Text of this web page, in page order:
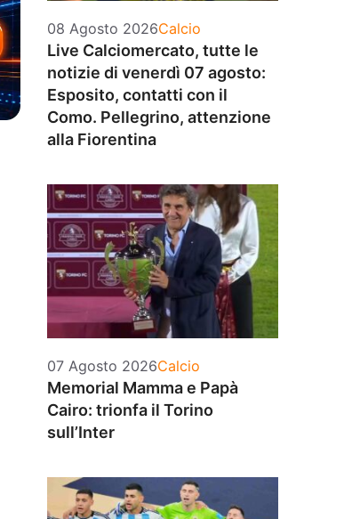
08 Agosto 2026Categorie
Calcio
Live Calciomercato, tutte le
notizie di venerdì 07 agosto:
Esposito, contatti con il
Como. Pellegrino, attenzione
alla Fiorentina
07 Agosto 2026Categorie
Calcio
Memorial Mamma e Papà
Cairo: trionfa il Torino
sull’Inter